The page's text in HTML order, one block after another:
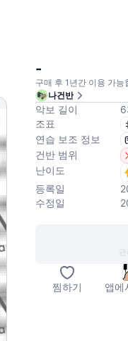
-
구매 후 1년간 이용 가능
나건반
악보 길이
조표
연습 보조 정보
건반 범위
난이도
등록일
수정일
찜하기 앱에